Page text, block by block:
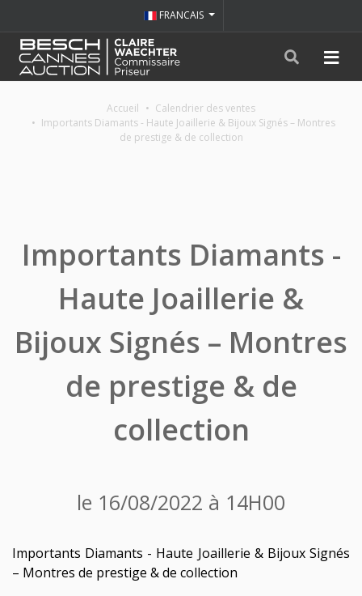
FRANCAIS
Accueil
Calendrier des ventes
Importants Diamants - Haute Joaillerie & Bijoux Signés – Montres
de prestige & de collection
Importants Diamants -
Haute Joaillerie &
Bijoux Signés – Montres
de prestige & de
collection
le 16/08/2022 à 14H00
Importants Diamants - Haute Joaillerie & Bijoux Signés
– Montres de prestige & de collection